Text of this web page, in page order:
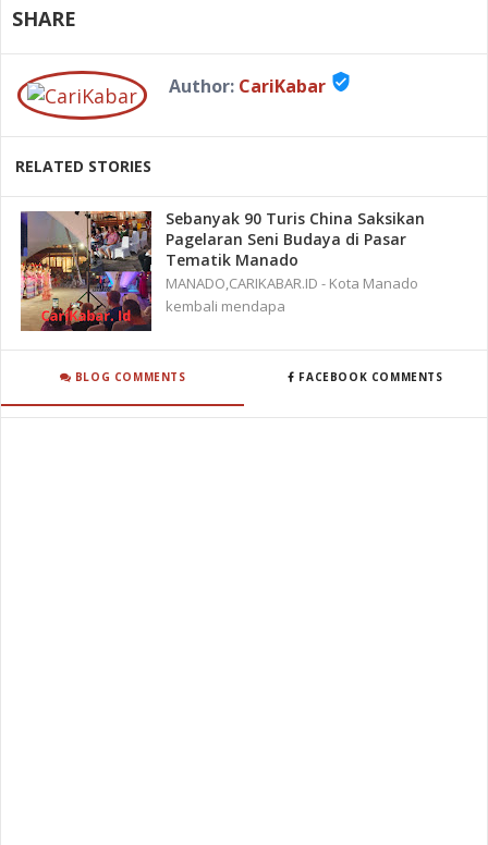
SHARE
Author: CariKabar verified_user
RELATED STORIES
Sebanyak 90 Turis China Saksikan
Pagelaran Seni Budaya di Pasar
Tematik Manado
MANADO,CARIKABAR.ID - Kota Manado
kembali mendapa
BLOG COMMENTS FACEBOOK COMMENTS